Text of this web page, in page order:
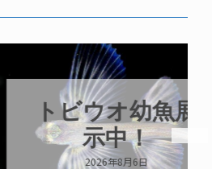
オ幼魚展
示中！
2026年8月6日